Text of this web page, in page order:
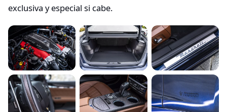
exclusiva y especial si cabe.